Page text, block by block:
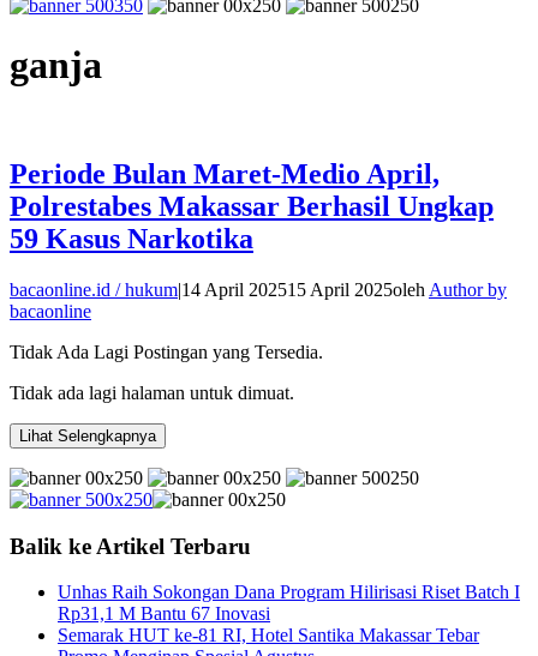
ganja
Periode Bulan Maret-Medio April,
Polrestabes Makassar Berhasil Ungkap
59 Kasus Narkotika
bacaonline.id / hukum|14 April 202515 April 2025oleh Author by
bacaonline
Tidak Ada Lagi Postingan yang Tersedia.
Tidak ada lagi halaman untuk dimuat.
Lihat Selengkapnya
Balik ke Artikel Terbaru
Unhas Raih Sokongan Dana Program Hilirisasi Riset Batch I
Rp31,1 M Bantu 67 Inovasi
Semarak HUT ke-81 RI, Hotel Santika Makassar Tebar